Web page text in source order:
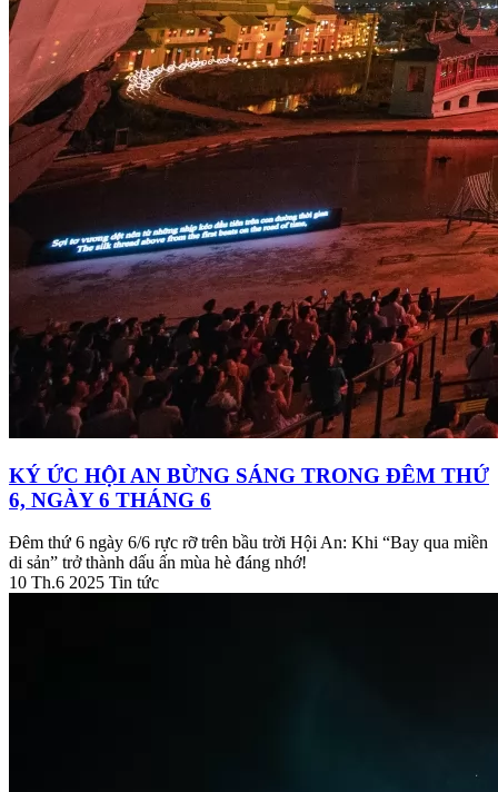
KÝ ỨC HỘI AN BỪNG SÁNG TRONG ĐÊM THỨ
6, NGÀY 6 THÁNG 6
Đêm thứ 6 ngày 6/6 rực rỡ trên bầu trời Hội An: Khi “Bay qua miền
di sản” trở thành dấu ấn mùa hè đáng nhớ!
10 Th.6 2025 Tin tức